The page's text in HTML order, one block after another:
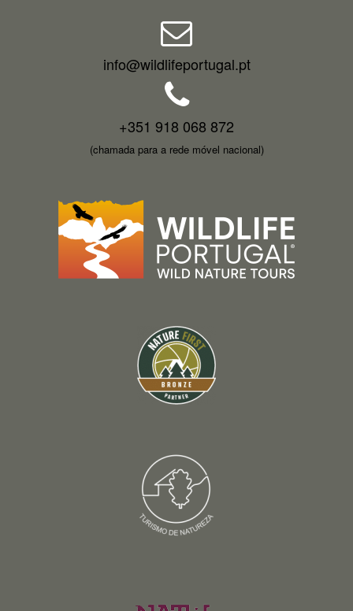
info@wildlifeportugal.pt
+351 918 068 872
(chamada para a rede móvel nacional)